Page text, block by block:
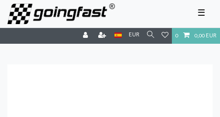
☰
EUR 0 0,00 EUR